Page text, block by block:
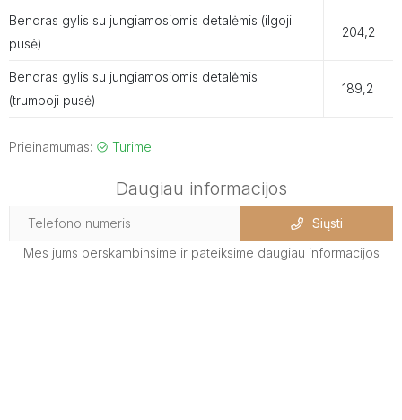
Bendras gylis su jungiamosiomis detalėmis (ilgoji
pusė)
204,2
Bendras gylis su jungiamosiomis detalėmis
(trumpoji pusė)
189,2
Prieinamumas: Turime
Daugiau informacijos
Siųsti
Mes jums perskambinsime ir pateiksime daugiau informacijos